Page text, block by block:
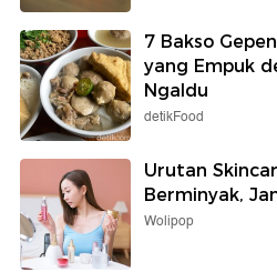
7 Bakso
yang Empuk
Ngaldu
detikFood
Urutan
Berminyak,
Wolipop